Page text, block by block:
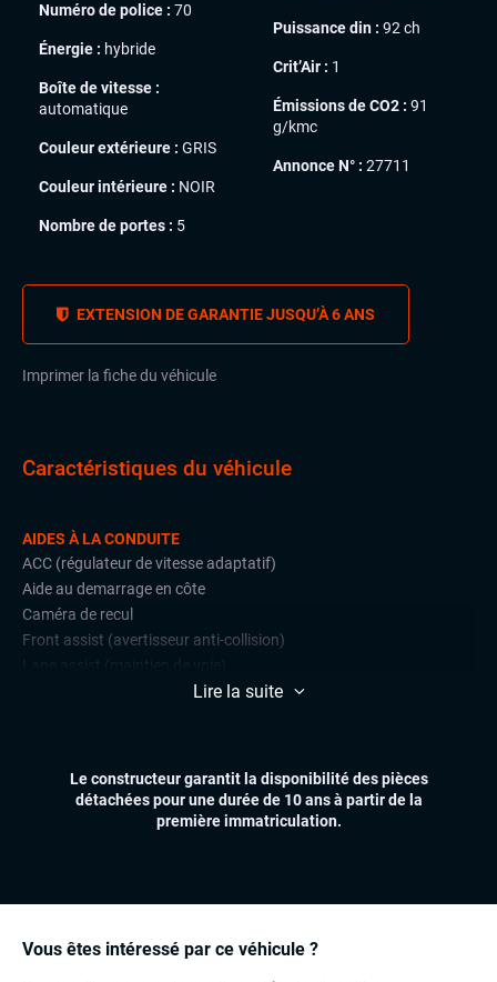
Numéro de police : 70
Énergie : hybride
Boîte de vitesse :
automatique
Couleur extérieure : GRIS
Couleur intérieure : NOIR
Nombre de portes : 5
Puissance din : 92 ch
Crit’Air : 1
Émissions de CO2 : 91
g/kmc
Annonce N° : 27711
EXTENSION DE GARANTIE JUSQU’À 6 ANS
Imprimer la fiche du véhicule
Vous êtes intéressé par ce véhicule ?
Caractéristiques du véhicule
AIDES À LA CONDUITE
ACC (régulateur de vitesse adaptatif)
Aide au demarrage en côte
Caméra de recul
Front assist (avertisseur anti-collision)
Accès et démarrage mains libres
Climatisation automatique
Lire la suite
Le constructeur garantit la disponibilité des pièces
détachées pour une durée de 10 ans à partir de la
première immatriculation.